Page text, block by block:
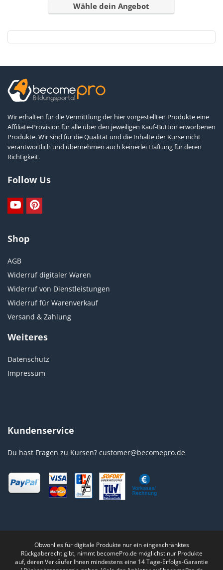
Wähle dein Angebot
Wir erhalten für die Vermittlung der hier vorgestellten Produkte eine
Affiliate-Provision für alle über den jeweiligen Kauf-Button erworbenen
Produkte. Wir sind für die Qualität und die Inhalte der Kurse nicht
verantwortlich und übernehmen auch keinerlei Haftung für deren
Richtigkeit.
Follow Us
Shop
AGB
Widerruf digitaler Waren
Widerruf von Dienstleistungen
Widerruf für Warenverkauf
Versand & Zahlung
Weiteres
Datenschutz
Impressum
Kundenservice
Du hast Fragen zu Kursen? customer@becomepro.de
Obwohl es für digitale Produkte nur ein eingeschränktes
Rückgaberecht gibt, nimmt becomePro.de möglichst nur Produkte
auf, deren Verkäufer Ihnen mindestens eine 14 Tage-Erfolgs-Garantie